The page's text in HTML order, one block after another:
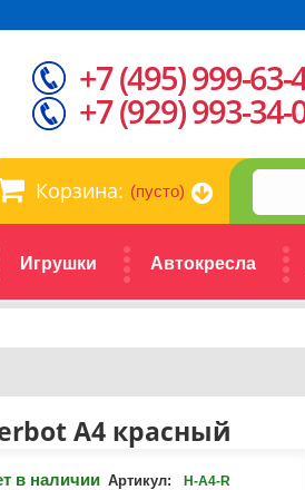
Корзина: (пусто)
Игрушки Автокресла
+7 (495) 999-63-
+7 (929) 993-34-
А4 красный
в наличии Артикул: H-A4-R